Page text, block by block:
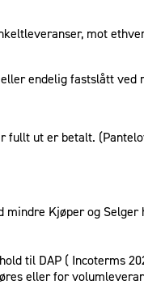
mot
endelig fastslått ved
ut er betalt.
Kjøper og
til DAP ( Incoterms
eller for